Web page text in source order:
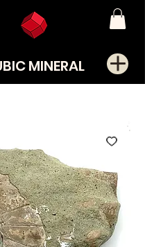
MINERAL